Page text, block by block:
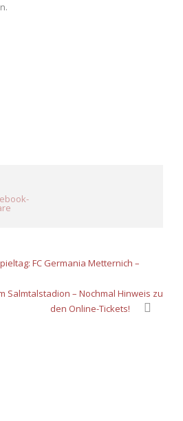
FC Germania Metternich –
Salmtalstadion – Nochmal Hinweis zu
den Online-Tickets!